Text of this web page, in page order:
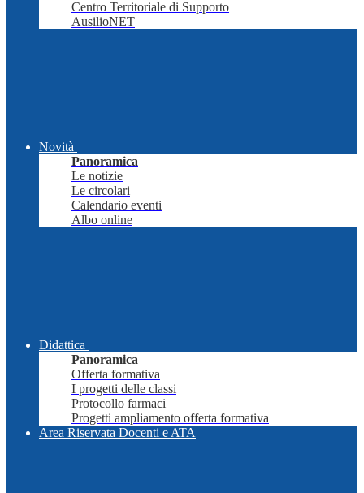
Centro Territoriale di Supporto
AusilioNET
Novità
Panoramica
Le notizie
Le circolari
Calendario eventi
Albo online
Didattica
Panoramica
Offerta formativa
I progetti delle classi
Protocollo farmaci
Progetti ampliamento offerta formativa
Area Riservata Docenti e ATA